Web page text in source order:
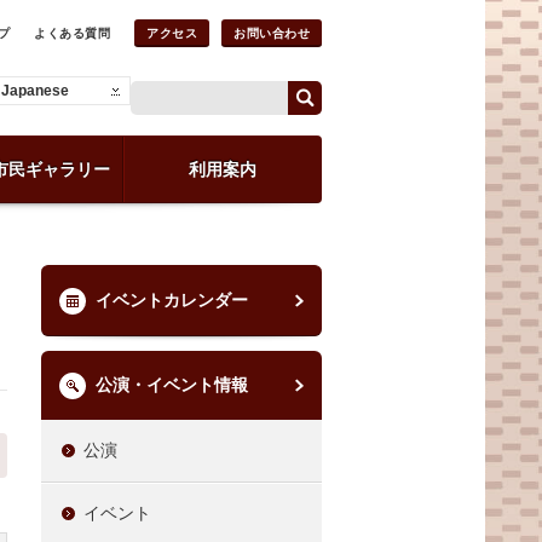
よくある質問 アクセス お問い合わせ
Japanese
民ギャラリー 利用案内
イベントカレンダー
公演・イベント情報
公演
イベント